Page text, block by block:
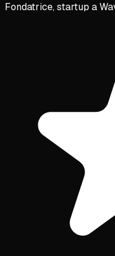
Fondatrice, startup a